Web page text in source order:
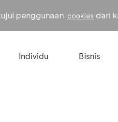
penggunaan cookies dari
Individu Bisnis